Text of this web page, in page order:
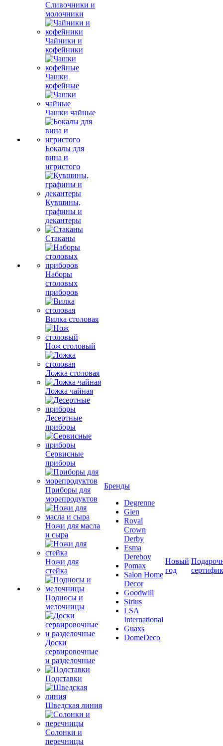
Сливочники и
молочники
Чайники и
кофейники
Чашки
кофейные
Чашки чайные
Бокалы для
вина и
игристого
Кувшины,
графины и
декантеры
Стаканы
Наборы
столовых
приборов
Вилка столовая
Нож столовый
Ложка столовая
Ложка чайная
Десертные
приборы
Сервисные
приборы
Приборы для
морепродуктов
Ножи для масла
и сыра
Ножи для
стейка
Подносы и
мелочницы
Доски
сервировочные
и разделочные
Подставки
Шведская линия
Солонки и
перечницы
Бренды
Degrenne
Gien
Royal
Crown
Derby
Esma
Dereboy
Pomax
Salon Home
Decor
Goodwill
Sirius
LSA
International
Guaxs
DomeDeco
Новый
год